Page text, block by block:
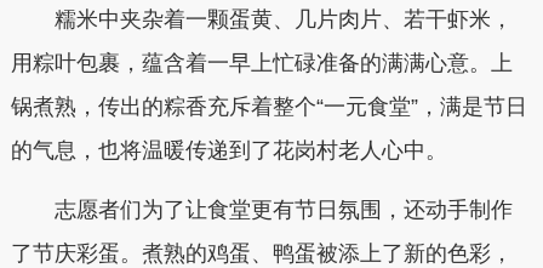
糯米中夹杂着一颗蛋黄、几片肉片、若干虾米，
用粽叶包裹，蕴含着一早上忙碌准备的满满心意。上
锅煮熟，传出的粽香充斥着整个“一元食堂”，满是节日
的气息，也将温暖传递到了花岗村老人心中。
志愿者们为了让食堂更有节日氛围，还动手制作
了节庆彩蛋。煮熟的鸡蛋、鸭蛋被添上了新的色彩，